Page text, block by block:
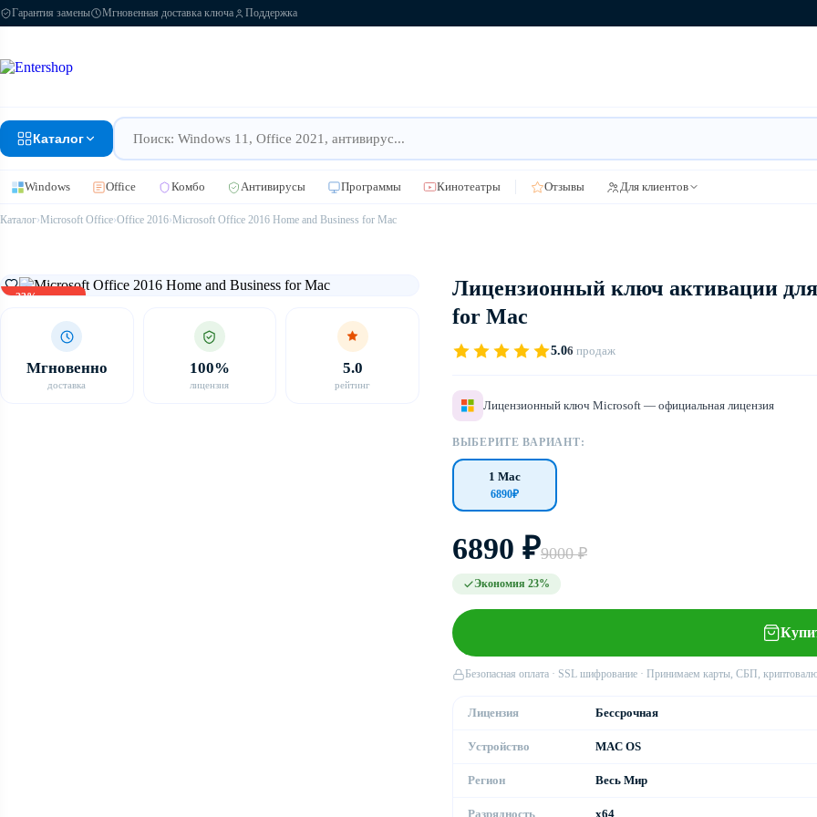
Гарантия замены Мгновенная доставка ключа Поддержка
Каталог
Windows Office Комбо Антивирусы Программы Кинотеатры Отзывы Для клиентов
Каталог›Microsoft Office›Office 2016›Microsoft Office 2016 Home and Business for Mac
-23% скидка
Мгновенно
доставка
100%
лицензия
5.0
рейтинг
Лицензионный ключ активации
for Mac
5.06 продаж
Лицензионный ключ Microsoft — официальная лицензия
ВЫБЕРИТЕ ВАРИАНТ:
1 Mac
6890₽
6890 ₽9000 ₽
Экономия 23%
Безопасная оплата · SSL шифрование · Принимаем карты, СБП,
Лицензия Бессрочная
Устройство MAC OS
Регион Весь Мир
Разрядность x64